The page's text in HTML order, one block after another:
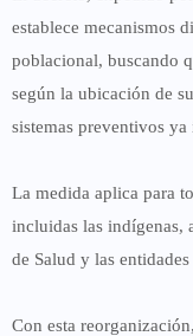
establece mecanismos
poblacional, buscando
según la ubicación de
sistemas preventivos
La medida aplica para
incluidas las indígenas,
de Salud y las
Con esta